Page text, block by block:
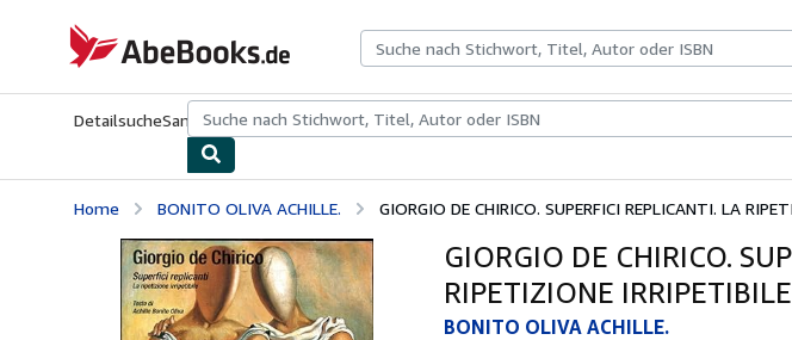
AbeBooks.de
DetailsucheSammlungenAntiquarische BücherKunst & Sammlerstücke
Home BONITO OLIVA ACHILLE. GIORGIO DE CHIRICO. SUPERFICI REPLICANTI. LA
GIORGIO DE CHIRICO.
RIPETIZIONE
BONITO OLIVA ACHILLE.